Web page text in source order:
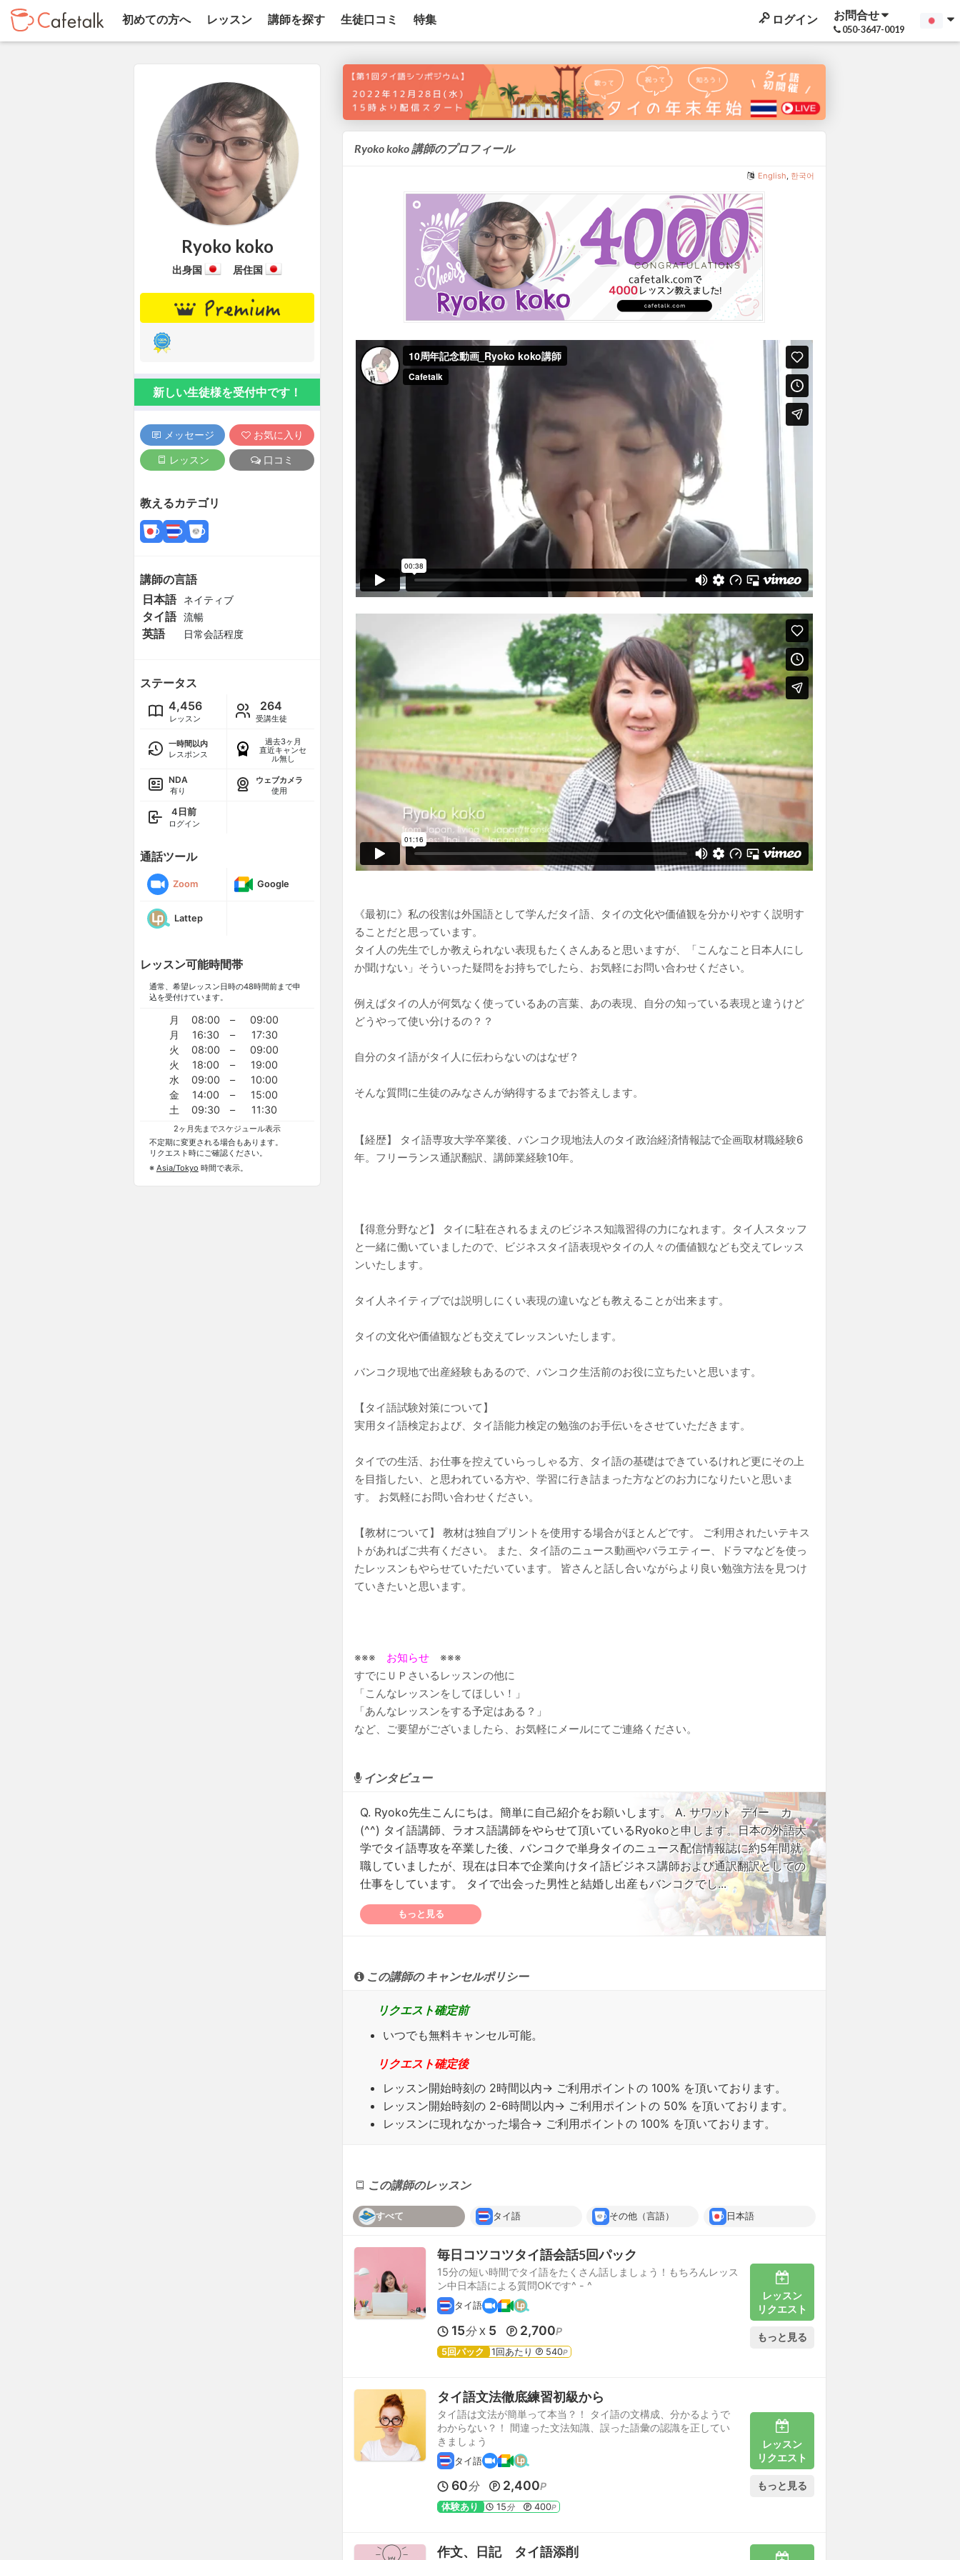
初めての方へ レッスン 講師を探す 生徒口コミ 特集 ログイン お問合せ
050-3647-0019
Ryoko koko
出身国 居住国
新しい生徒様を受付中です！
メッセージ お気に入り
レッスン 口コミ
教えるカテゴリ
講師の言語
日本語 ネイティブ
タイ語 流暢
英語 日常会話程度
ステータス
4,456
レッスン
264
受講生徒
一時間以内
レスポンス
過去3ヶ月
直近キャンセ
ル無し
NDA
有り
ウェブカメラ
使用
4日前
ログイン
通話ツール
Zoom Google
Lattep
レッスン可能時間帯
通常、希望レッスン日時の48時間前まで申
込を受付けています。
月 08:00 –
09:00
月
16:30 –
17:30
火
08:00 –
09:00
火
18:00 –
19:00
水
09:00 –
10:00
金
14:00 –
15:00
土
09:30 – 11:30
2ヶ月先までスケジュール表示
不定期に変更される場合もあります。
リクエスト時にご確認ください。
※ Asia/Tokyo 時間で表示。
Ryoko koko 講師のプロフィール
English, 한국어
《最初に》私の役割は外国語として学んだタイ語、タイの文化や価値観を分かりやすく説明す
ることだと思っています。
タイ人の先生でしか教えられない表現もたくさんあると思いますが、「こんなこと日本人にし
か聞けない」そういった疑問をお持ちでしたら、お気軽にお問い合わせください。
例えばタイの人が何気なく使っているあの言葉、あの表現、自分の知っている表現と違うけど
どうやって使い分けるの？？
自分のタイ語がタイ人に伝わらないのはなぜ？
そんな質問に生徒のみなさんが納得するまでお答えします。
【経歴】 タイ語専攻大学卒業後、バンコク現地法人のタイ政治経済情報誌で企画取材職経験6
年。フリーランス通訳翻訳、講師業経験10年。
【得意分野など】 タイに駐在されるまえのビジネス知識習得の力になれます。タイ人スタッフ
と一緒に働いていましたので、ビジネスタイ語表現やタイの人々の価値観なども交えてレッス
ンいたします。
タイ人ネイティブでは説明しにくい表現の違いなども教えることが出来ます。
タイの文化や価値観なども交えてレッスンいたします。
バンコク現地で出産経験もあるので、バンコク生活前のお役に立ちたいと思います。
【タイ語試験対策について】
実用タイ語検定および、タイ語能力検定の勉強のお手伝いをさせていただきます。
タイでの生活、お仕事を控えていらっしゃる方、タイ語の基礎はできているけれど更にその上
を目指したい、と思われている方や、学習に行き詰まった方などのお力になりたいと思いま
す。 お気軽にお問い合わせください。
【教材について】 教材は独自プリントを使用する場合がほとんどです。 ご利用されたいテキス
トがあればご共有ください。 また、タイ語のニュース動画やバラエティー、ドラマなどを使っ
たレッスンもやらせていただいています。 皆さんと話し合いながらより良い勉強方法を見つけ
ていきたいと思います。
※※※ お知らせ ※※※
すでにＵＰさいるレッスンの他に
「こんなレッスンをしてほしい！」
「あんなレッスンをする予定はある？」
など、ご要望がございましたら、お気軽にメールにてご連絡ください。
インタビュー
Q. Ryoko先生こんにちは。簡単に自己紹介をお願いします。 A. サワッﾄ デｲー カ
(^^) タイ語講師、ラオス語講師をやらせて頂いているRyokoと申します。日本の外語大
学でタイ語専攻を卒業した後、バンコクで単身タイのニュース配信情報誌に約5年間就
職していましたが、現在は日本で企業向けタイ語ビジネス講師および通訳翻訳としての
仕事をしています。 タイで出会った男性と結婚し出産もバンコクでし...
もっと見る
この講師の キャンセルポリシー
リクエスト確定前
いつでも無料キャンセル可能。
リクエスト確定後
レッスン開始時刻の 2時間以内→ ご利用ポイントの 100% を頂いております。
レッスン開始時刻の 2-6時間以内→ ご利用ポイントの 50% を頂いております。
レッスンに現れなかった場合→ ご利用ポイントの 100% を頂いております。
この講師のレッスン
すべて タイ語 その他（言語） 日本語
毎日コツコツタイ語会話5回パック
15分の短い時間でタイ語をたくさん話しましょう！もちろんレッス
ン中日本語による質問OKです^ - ^
タイ語
15分 X 5 2,700P
5回パック 1回あたり 540P
レッスン
リクエスト
もっと見る
タイ語文法徹底練習初級から
タイ語は文法が簡単って本当？！ タイ語の文構成、分かるようで
わからない？！ 間違った文法知識、誤った語彙の認識を正してい
きましょう
タイ語
60分 2,400P
体験あり 15分 400P
レッスン
リクエスト
もっと見る
作文、日記 タイ語添削